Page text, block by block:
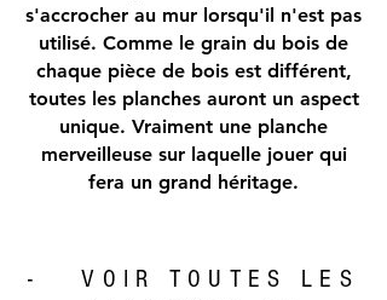
s'accrocher au mur lorsqu'il n'est pas
utilisé. Comme le grain du bois de
chaque pièce de bois est différent,
toutes les planches auront un aspect
unique. Vraiment une planche
merveilleuse sur laquelle jouer qui
fera un grand héritage.
- VOIR TOUTES LES